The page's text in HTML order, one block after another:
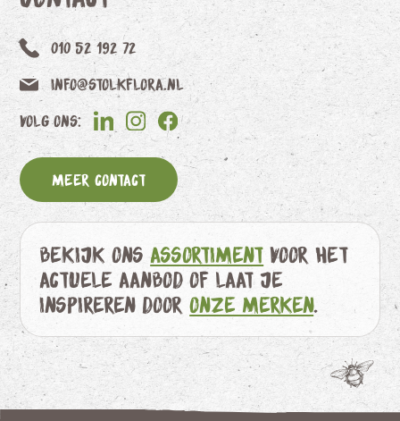
010 52 192 72
info@stolkflora.nl
Volg ons:
Meer contact
Bekijk onsassortiment voor het
actuele aanbod of laat je
inspireren dooronze merken.